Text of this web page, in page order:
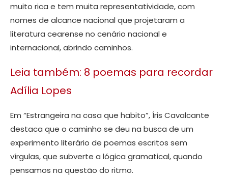
muito rica e tem muita representatividade, com
nomes de alcance nacional que projetaram a
literatura cearense no cenário nacional e
internacional, abrindo caminhos.
Leia também: 8 poemas para recordar
Adília Lopes
Em “Estrangeira na casa que habito”, Íris Cavalcante
destaca que o caminho se deu na busca de um
experimento literário de poemas escritos sem
vírgulas, que subverte a lógica gramatical, quando
pensamos na questão do ritmo.